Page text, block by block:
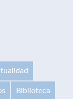
Biblioteca